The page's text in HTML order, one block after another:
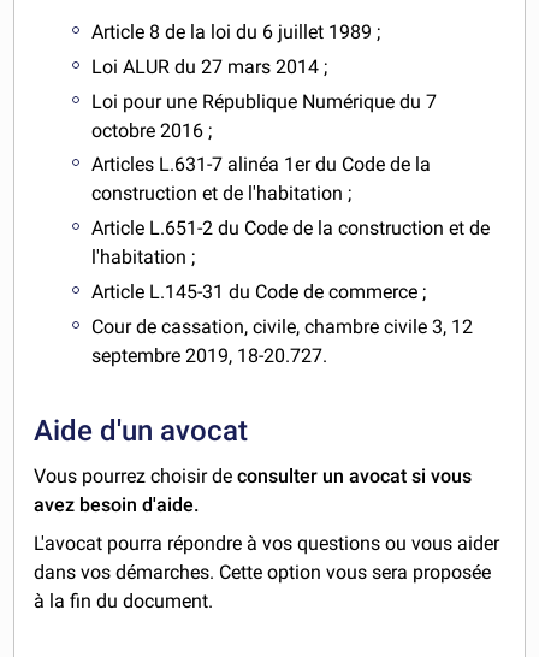
Article 8 de la loi du 6 juillet 1989 ;
Loi ALUR du 27 mars 2014 ;
Loi pour une République Numérique du 7
octobre 2016 ;
Articles L.631-7 alinéa 1er du Code de la
construction et de l'habitation ;
Article L.651-2 du Code de la construction et de
l'habitation ;
Article L.145-31 du Code de commerce ;
Cour de cassation, civile, chambre civile 3, 12
septembre 2019, 18-20.727.
Aide d'un avocat
Vous pourrez choisir deconsulter un avocat si vous
avez besoin d'aide.
L'avocat pourra répondre à vos questions ou vous aider
dans vos démarches. Cette option vous sera proposée
à la fin du document.